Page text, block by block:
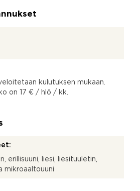
kulutuksen mukaan.
on 17 € / hlö / kk.
erillisuuni, liesi, liesituuletin,
mikroaaltouuni